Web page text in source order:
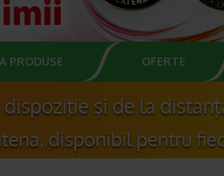
PRODUSE OFERTE